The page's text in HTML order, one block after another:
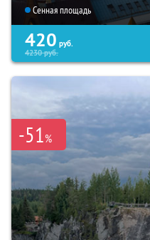
Сенная площадь
420 руб.
4230руб.
-51%